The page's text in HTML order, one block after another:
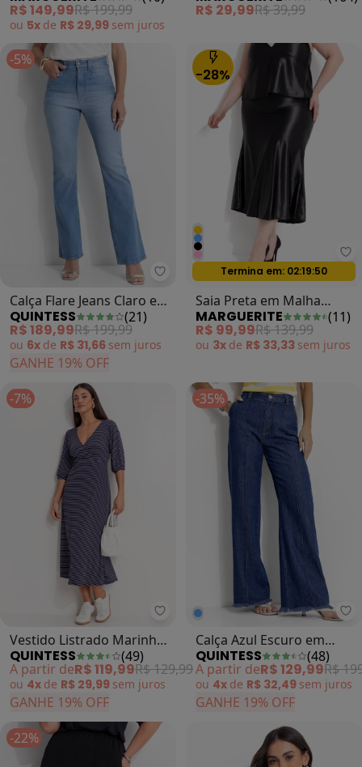
R$ 149,99R$ 199,99
ou 5x de R$ 29,99 sem juros
R$ 29,99R$ 39,99
-5%
Quintess - Calça Flare Jeans
Calça Flare Jeans Claro em
Jeans
QUINTESS (21)
R$ 189,99R$ 199,99
ou 6x de R$ 31,66 sem juros
GANHE 19% OFF
-28%
Oferta relâmpago
Termina em: 02:19:47
Saia Preta em Malha
Acetinada com Elastano
MARGUERITE (11)
R$ 99,99R$ 139,99
ou 3x de R$ 33,33 sem juros
-7%
Quintess - Vestido Listrado
Vestido Listrado Marinho
e Branco em Canelado
QUINTESS (49)
A partir deR$ 119,99R$ 129,99
ou 4x de R$ 29,99 sem juros
GANHE 19% OFF
-35%
Calça Azul Escuro em
Jeans
QUINTESS (48)
A partir deR$ 129,99R$
ou 4x de R$ 32,49 sem juros
GANHE 19% OFF
-22%